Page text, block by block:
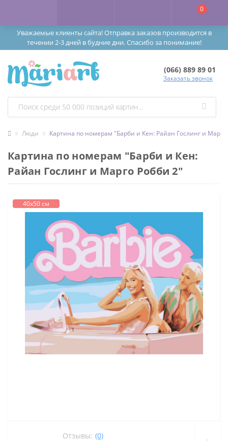
Уважаемые клиенты сайта! Отправка заказов производится в
течении 2-3 дней в будние дни. Спасибо за понимание!
0
(066) 889 89 01
Заказать звонок
Люди Картина по номерам "Барби и Кен: Райан Гослинг и
Картина по номерам "Барби и Кен:
Райан Гослинг и Марго Робби 2"
40х50 см
Отзывы: (0)